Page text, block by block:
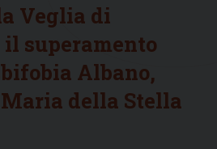
Veglia di
superamento
Albano,
della Stella